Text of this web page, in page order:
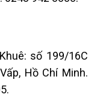
số 199/16C
Hồ Chí Minh.